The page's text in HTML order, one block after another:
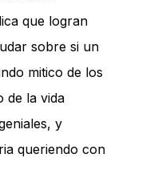
que logran
sobre si un
mitico de los
de la vida
y
queriendo con